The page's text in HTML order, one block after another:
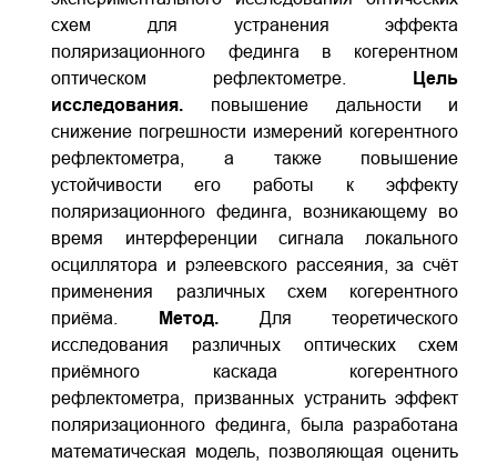
схем для устранения эффекта
поляризационного фединга в когерентном
оптическом рефлектометре.
Цель
исследования. повышение дальности и
снижение погрешности измерений когерентного
рефлектометра, а также повышение
устойчивости его работы к эффекту
поляризационного фединга, возникающему во
время интерференции сигнала локального
осциллятора и рэлеевского рассеяния, за счёт
применения различных схем когерентного
приёма.
Метод. Для теоретического
исследования различных оптических схем
приёмного каскада когерентного
рефлектометра, призванных устранить эффект
поляризационного фединга, была разработана
математическая модель, позволяющая оценить